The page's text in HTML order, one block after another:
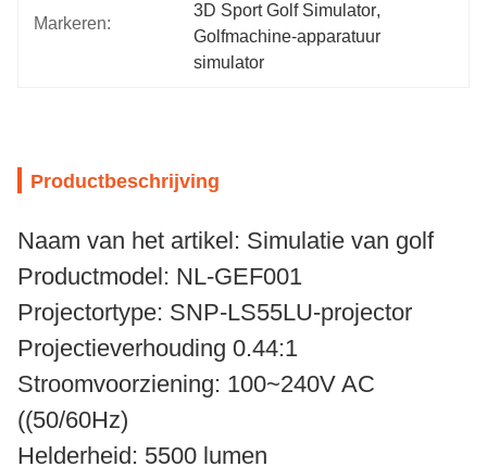
Markeren:
3D Sport Golf Simulator,
Golfmachine-apparatuur
simulator
Productbeschrijving
Naam van het artikel: Simulatie van golf
Productmodel: NL-GEF001
Projectortype: SNP-LS55LU-projector
Projectieverhouding 0.44:1
Stroomvoorziening: 100~240V AC
((50/60Hz)
Helderheid: 5500 lumen